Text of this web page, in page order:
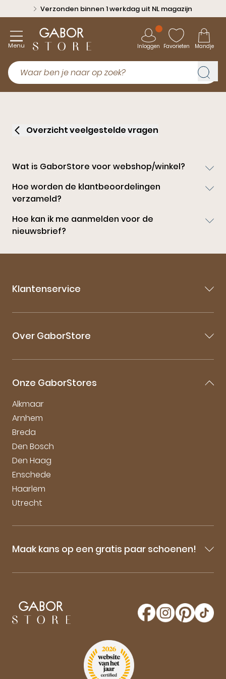
Verzonden binnen 1 werkdag uit NL magazijn
Menu Inloggen Favorieten Mandje
Overzicht veelgestelde vragen
Wat is GaborStore voor webshop/winkel?
Hoe worden de klantbeoordelingen
verzameld?
Hoe kan ik me aanmelden voor de
nieuwsbrief?
Onze GaborStores
Alkmaar
Arnhem
Breda
Den Bosch
Den Haag
Enschede
Haarlem
Utrecht
Klantenservice
Contact
Bestellen & Bezorgen
Mijn account
Over GaborStore
Over Gabor
Onderhoudstips
Vacatures
Maak kans op een gratis paar schoenen!
Blijf op de hoogte van onze sale-aankondigingen,
maak kans op een gratis paar Gabor schoenen!
Aanmelden